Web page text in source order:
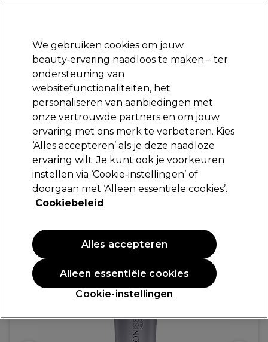
Aanmelden
Merken Deals Haar Elektra
Volgende dag geleverd*
Na verzending, maandag t/m vrijdag
Revlon
Revlonissimo Colorsmetique Naturals 60ml
16,80 €
PROMOTIE
We gebruiken cookies om jouw
beauty‑ervaring naadloos te maken – ter
ondersteuning van
websitefunctionaliteiten, het
personaliseren van aanbiedingen met
onze vertrouwde partners en om jouw
ervaring met ons merk te verbeteren. Kies
‘Alles accepteren’ als je deze naadloze
ervaring wilt. Je kunt ook je voorkeuren
instellen via ‘Cookie‑instellingen’ of
doorgaan met ‘Alleen essentiële cookies’.
Cookiebeleid
Cookie-instellingen
Alleen essentiële cookies
Alles accepteren